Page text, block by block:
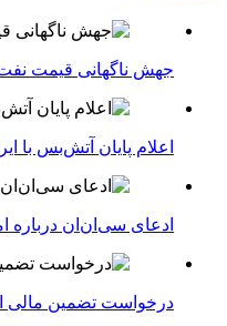
جهش ناگهانی قیمت نفت
اعلام پایان آتش‌بس با
ادعای سی‌ان‌ان درباره
درخواست تضمین مالی